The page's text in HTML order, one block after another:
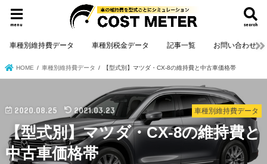
search
menu
車種別維持費データ 車種別税金データ 記事一覧 お問い合わせ
HOME 車種別維持費データ 【型式別】マツダ・CX-8の維持費と中古車価格帯
車種別維持費データ
2020.08.25 2021.03.23
【型式別】マツダ・CX-8の維持費と
中古車価格帯